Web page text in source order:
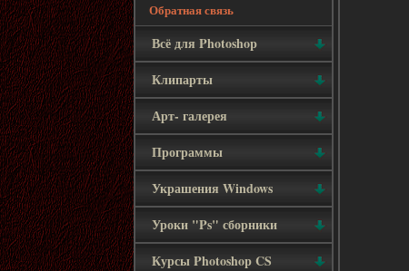
Обратная связь
Всё для Photoshop
Клипарты
Арт- галерея
Программы
Украшения Windows
Уроки "Ps" сборники
Курсы Photoshop CS